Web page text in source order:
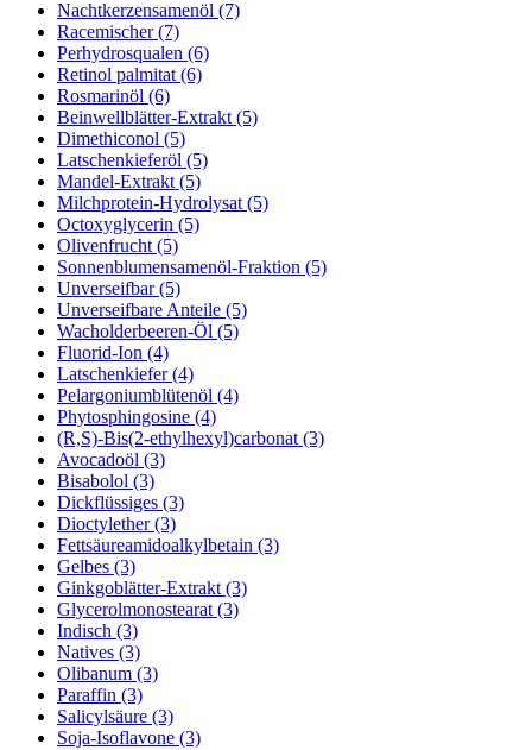
Nachtkerzensamenöl (7)
Racemischer (7)
Perhydrosqualen (6)
Retinol palmitat (6)
Rosmarinöl (6)
Beinwellblätter-Extrakt (5)
Dimethiconol (5)
Latschenkieferöl (5)
Mandel-Extrakt (5)
Milchprotein-Hydrolysat (5)
Octoxyglycerin (5)
Olivenfrucht (5)
Sonnenblumensamenöl-Fraktion (5)
Unverseifbar (5)
Unverseifbare Anteile (5)
Wacholderbeeren-Öl (5)
Fluorid-Ion (4)
Latschenkiefer (4)
Pelargoniumblütenöl (4)
Phytosphingosine (4)
(R,S)-Bis(2-ethylhexyl)carbonat (3)
Avocadoöl (3)
Bisabolol (3)
Dickflüssiges (3)
Dioctylether (3)
Fettsäureamidoalkylbetain (3)
Gelbes (3)
Ginkgoblätter-Extrakt (3)
Glycerolmonostearat (3)
Indisch (3)
Natives (3)
Olibanum (3)
Paraffin (3)
Salicylsäure (3)
Soja-Isoflavone (3)